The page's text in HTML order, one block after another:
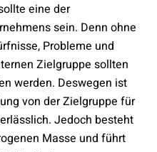
eine der
sein. Denn ohne
Probleme und
Zielgruppe sollten
werden. Deswegen ist
von der Zielgruppe für
Jedoch besteht
Masse und führt